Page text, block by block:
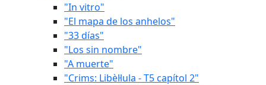
"In vitro"
"El mapa de los anhelos"
"33 días"
"Los sin nombre"
"A muerte"
"Crims: Libèl·lula - T5 capítol 2"